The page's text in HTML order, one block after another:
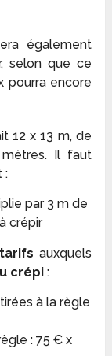
également
selon que ce
pourra encore
12 x 13 m, de
Il faut
:
par 3 m de
crépir
tarifs auxquels
crépi :
à la règle
: 75 € x